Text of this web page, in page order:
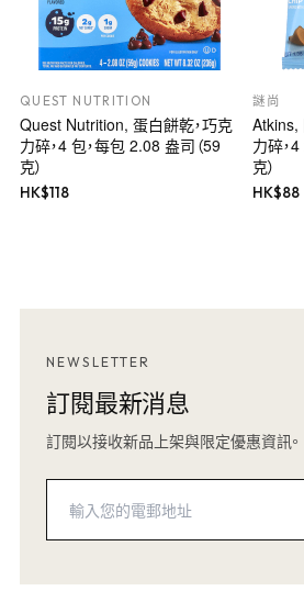
QUEST NUTRITION
Quest Nutrition, 蛋白餅乾，巧克
力碎，4 包，每包 2.08 盎司（59
克）
HK$118
謎尚
Atkins,
力碎，
克）
HK$88
NEWSLETTER
訂閱最新消息
訂閱以接收新品上架與限定優惠資訊。